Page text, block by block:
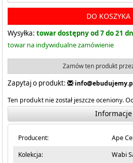
DO KOSZYKA
Wysyłka: towar dostępny od 7 do 21
towar na indywidualne zamówienie
Zamów ten produkt
Zapytaj o produkt:
Ten produkt nie został jeszcze oceniony.
Informacje
Producent:
Ape
Kolekcja:
Wabi